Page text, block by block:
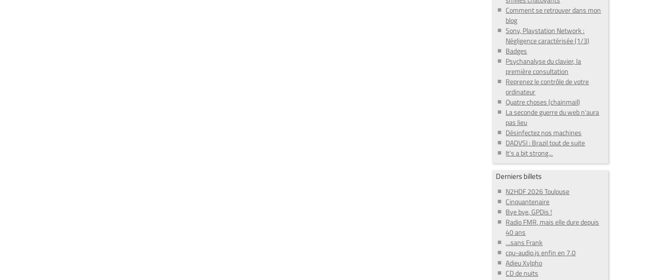
Comment se retrouver dans mon
blog
Sony, Playstation Network :
Négligence caractérisée (1/3)
Badges
Psychanalyse du clavier, la
première consultation
Reprenez le contrôle de votre
ordinateur
Quatre choses (chainmail)
La seconde guerre du web n'aura
pas lieu
Désinfectez nos machines
DADVSI : Brazil tout de suite
It's a bit strong...
Derniers billets
N2HDF 2026 Toulouse
Cinquantenaire
Bye bye, GPDis !
Radio FMR, mais elle dure depuis
40 ans
…sans Frank
cpu-audio.js enfin en 7.0
Adieu Xylpho
CD de nuits